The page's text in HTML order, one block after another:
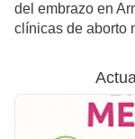
del embrazo en
clínicas de aborto